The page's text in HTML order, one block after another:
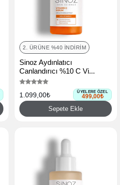
2. ÜRÜNE %40 İNDIRIM
Sinoz Aydınlatıcı
Canlandırıcı %10 C Vi...
1.099,00₺ ÜYELERE ÖZEL
499,00₺
Sepete Ekle